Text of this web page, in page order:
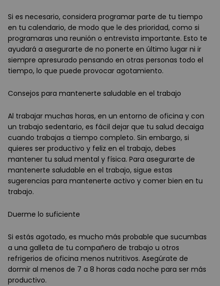
Si es necesario, considera programar parte de tu tiempo
en tu calendario, de modo que le des prioridad, como si
programaras una reunión o entrevista importante. Esto te
ayudará a asegurarte de no ponerte en último lugar ni ir
siempre apresurado pensando en otras personas todo el
tiempo, lo que puede provocar agotamiento.
Consejos para mantenerte saludable en el trabajo
Al trabajar muchas horas, en un entorno de oficina y con
un trabajo sedentario, es fácil dejar que tu salud decaiga
cuando trabajas a tiempo completo. Sin embargo, si
quieres ser productivo y feliz en el trabajo, debes
mantener tu salud mental y física. Para asegurarte de
mantenerte saludable en el trabajo, sigue estas
sugerencias para mantenerte activo y comer bien en tu
trabajo.
Duerme lo suficiente
Si estás agotado, es mucho más probable que sucumbas
a una galleta de tu compañero de trabajo u otros
refrigerios de oficina menos nutritivos. Asegúrate de
dormir al menos de 7 a 8 horas cada noche para ser más
productivo.